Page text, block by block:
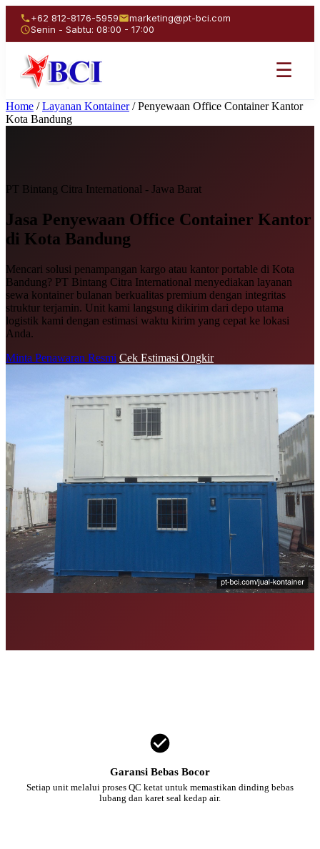
+62 812-8176-5959
marketing@pt-bci.com
Senin - Sabtu: 08:00 - 17:00
☰
Home / Layanan Kontainer / Penyewaan Office Container Kantor
Kota Bandung
PT Bintang Citra International - Jawa Barat
Jasa Penyewaan Office Container Kantor
di Kota Bandung
Mencari solusi penampangan kargo atau kantor portable di Kota
Bandung? PT Bintang Citra International menyediakan layanan
sewa kontainer bulanan berkualitas premium dengan integritas
struktur terjamin. Unit kami langsung dikirim dari depo utama
logistik kami dengan estimasi waktu kirim yang cepat ke lokasi
Anda.
Minta Penawaran Resmi Cek Estimasi Ongkir
Garansi Bebas Bocor
Setiap unit melalui proses QC ketat untuk memastikan dinding bebas
lubang dan karet seal kedap air.